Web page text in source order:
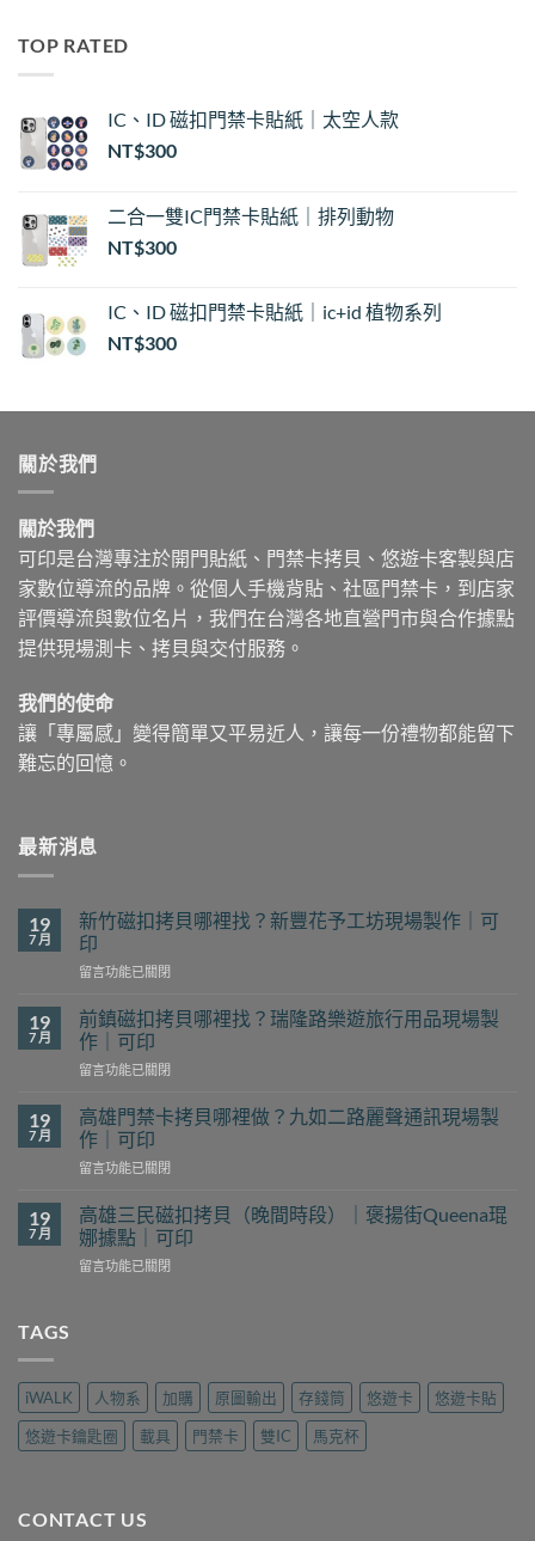
NT$35
TOP RATED
IC、ID 磁扣門禁卡貼紙｜太空人款
NT$300
二合一雙IC門禁卡貼紙｜排列動物
NT$300
IC、ID 磁扣門禁卡貼紙｜ic+id 植物系列
NT$300
關於我們
關於我們
可印是台灣專注於開門貼紙、門禁卡拷貝、悠遊卡客製與店
家數位導流的品牌。從個人手機背貼、社區門禁卡，到店家
評價導流與數位名片，我們在台灣各地直營門市與合作據點
提供現場測卡、拷貝與交付服務。
我們的使命
讓「專屬感」變得簡單又平易近人，讓每一份禮物都能留下
難忘的回憶。
最新消息
19
7 月
新竹磁扣拷貝哪裡找？新豐花予工坊現場製作｜可
印
在
竹
磁
扣
拷
哪
裡
找？
新
花
予
坊
印〉
中
留言功能已關閉
19
7 月
前鎮磁扣拷貝哪裡找？瑞隆路樂遊旅行用品現場製
作｜可印
在
鎮
磁
扣
拷
哪
裡
找？
瑞
用
品
現
作
留言功能已關閉
19
7 月
高雄門禁卡拷貝哪裡做？九如二路麗聲通訊現場製
作｜可印
在
雄
門
禁
卡
九
如
二
路
通
訊
留言功能已關閉
19
7 月
高雄三民磁扣拷貝（晚間時段）｜褒揚街Queena琨
娜據點｜可印
在
扣
貝
（晚
｜
留言功能已關閉
TAGS
iWALK 人物系 加購 原圖輸出 存錢筒 悠遊卡
悠遊卡貼
悠遊卡鑰匙圈
載具 門禁卡 雙IC 馬克杯
CONTACT US